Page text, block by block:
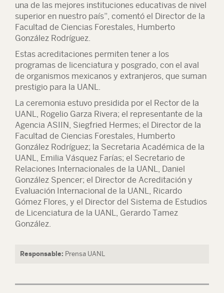
una de las mejores instituciones educativas de nivel
superior en nuestro país”, comentó el Director de la
Facultad de Ciencias Forestales, Humberto
González Rodríguez.
Estas acreditaciones permiten tener a los
programas de licenciatura y posgrado, con el aval
de organismos mexicanos y extranjeros, que suman
prestigio para la UANL.
La ceremonia estuvo presidida por el Rector de la
UANL, Rogelio Garza Rivera; el representante de la
Agencia ASIIN, Siegfried Hermes; el Director de la
Facultad de Ciencias Forestales, Humberto
González Rodríguez; la Secretaria Académica de la
UANL, Emilia Vásquez Farías; el Secretario de
Relaciones Internacionales de la UANL, Daniel
González Spencer; el Director de Acreditación y
Evaluación Internacional de la UANL, Ricardo
Gómez Flores, y el Director del Sistema de Estudios
de Licenciatura de la UANL, Gerardo Tamez
González.
Responsable: Prensa UANL